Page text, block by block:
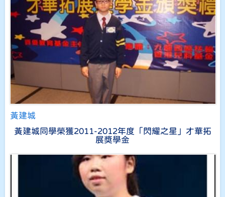
黃建城
黃建城同學榮獲2011-2012年度「閃耀之星」才華拓
展獎學金